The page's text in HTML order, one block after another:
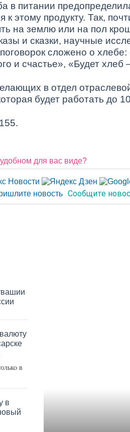
в питании
этому продукту. Так,
на землю или на пол
и сказки, научные
сложено о
и счастье», «Будет хлеб
в отдел
будет работать до
для вас виде?
Сообщите
в
в